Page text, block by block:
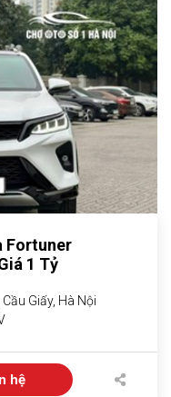
Fortuner
1 Tỷ
Giấy, Hà Nội
hệ